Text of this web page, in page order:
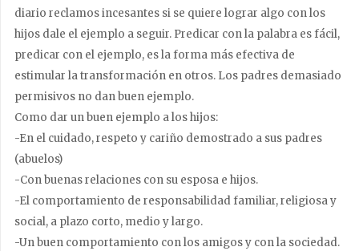
diario reclamos incesantes si se quiere lograr algo con los
hijos dale el ejemplo a seguir. Predicar con la palabra es fácil,
predicar con el ejemplo, es la forma más efectiva de
estimular la transformación en otros. Los padres demasiado
permisivos no dan buen ejemplo.
Como dar un buen ejemplo a los hijos:
-En el cuidado, respeto y cariño demostrado a sus padres
(abuelos)
-Con buenas relaciones con su esposa e hijos.
-El comportamiento de responsabilidad familiar, religiosa y
social, a plazo corto, medio y largo.
-Un buen comportamiento con los amigos y con la sociedad.